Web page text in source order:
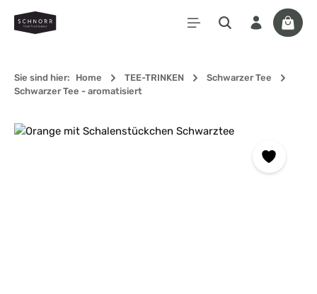
Zum Hauptinhalt springen
Sie sind hier: Home TEE-TRINKEN
Schwarzer Tee
Schwarzer Tee - aromatisiert
Bildergalerie überspringen